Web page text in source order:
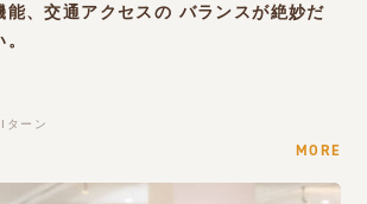
能、交通アクセスの バランスが絶妙だ
Iターン
MORE